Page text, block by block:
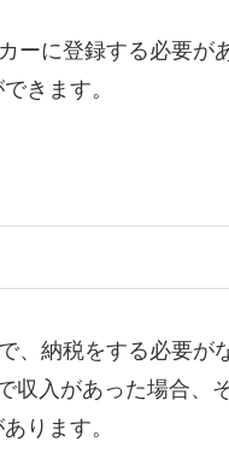
ーに登録する必要が
きます。
、納税をする必要が
収入があった場合、
ります。